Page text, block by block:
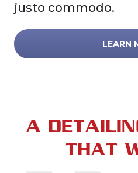
justo commodo.
LEARN
A
THAT